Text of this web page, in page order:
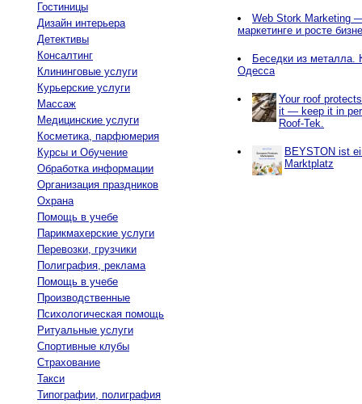
Гостиницы
Дизайн интерьера
Детективы
Консалтинг
Клининговые услуги
Курьерские услуги
Массаж
Медицинские услуги
Косметика, парфюмерия
Курсы и Обучение
Обработка информации
Организация праздников
Охрана
Помощь в учебе
Парикмахерские услуги
Перевозки, грузчики
Полиграфия, реклама
Помощь в учебе
Производственные
Психологическая помощь
Ритуальные услуги
Спортивные клубы
Страхование
Такси
Типографии, полиграфия
Web Stork Marketing
маркетинге и росте
Беседки из металла.
Одесса
Your roof
it — keep it in
Roof-Tek.
BEYSTON ist
Marktplatz